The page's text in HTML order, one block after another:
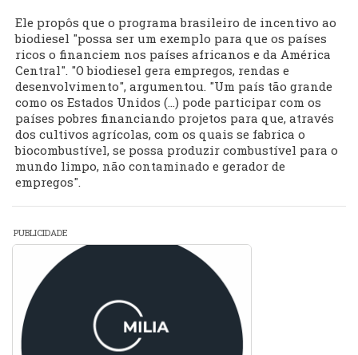
Ele propôs que o programa brasileiro de incentivo ao
biodiesel "possa ser um exemplo para que os países
ricos o financiem nos países africanos e da América
Central". "O biodiesel gera empregos, rendas e
desenvolvimento", argumentou. "Um país tão grande
como os Estados Unidos (...) pode participar com os
países pobres financiando projetos para que, através
dos cultivos agrícolas, com os quais se fabrica o
biocombustível, se possa produzir combustível para o
mundo limpo, não contaminado e gerador de
empregos".
PUBLICIDADE